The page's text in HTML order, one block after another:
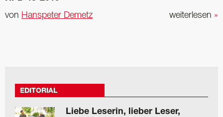
weiterlesen »
von Hanspeter Demetz
EDITORIAL
Liebe Leserin, lieber Leser,